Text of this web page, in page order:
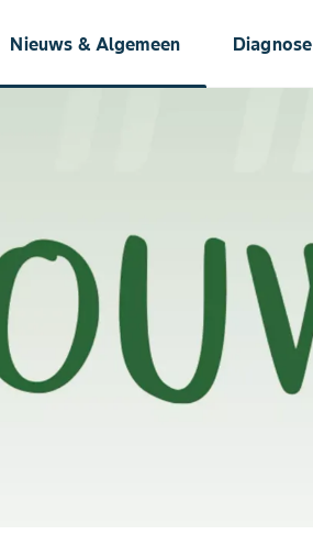
Nieuws & Algemeen Diagnose